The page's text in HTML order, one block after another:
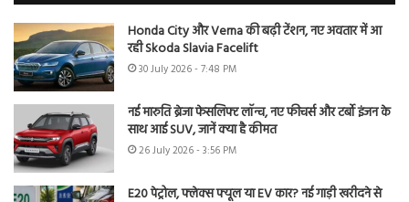
Honda City और Verna की बढ़ी टेंशन, नए अवतार में आ
रही Skoda Slavia Facelift
30 July 2026 - 7:48 PM
नई मारुति ब्रेजा फेसलिफ्ट लॉन्च, नए फीचर्स और टर्बो इंजन के
साथ आई SUV, जानें क्या है कीमत
26 July 2026 - 3:56 PM
E20 पेट्रोल, फ्लेक्स फ्यूल या EV कार? नई गाड़ी खरीदने से